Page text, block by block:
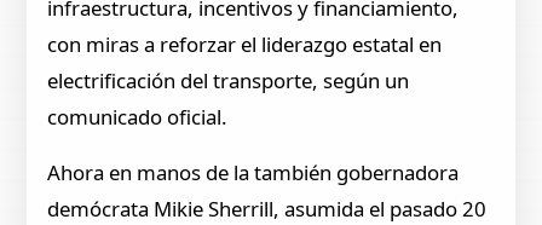
infraestructura, incentivos y financiamiento,
con miras a reforzar el liderazgo estatal en
electrificación del transporte, según un
comunicado oficial.
Ahora en manos de la también gobernadora
demócrata Mikie Sherrill, asumida el pasado 20